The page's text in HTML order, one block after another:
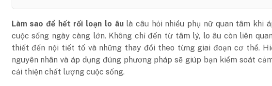
Làm sao để hết rối loạn lo âulà câu hỏi nhiều phụ nữ quan tâm khi
cuộc sống ngày càng lớn. Không chỉ đến từ tâm lý, lo âu còn liên
thiết đến nội tiết tố và những thay đổi theo từng giai đoạn cơ thể.
nguyên nhân và áp dụng đúng phương pháp sẽ giúp bạn kiểm soát
cải thiện chất lượng cuộc sống.